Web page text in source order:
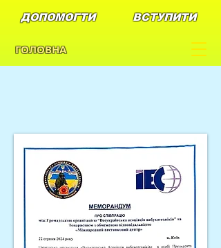
ГОЛОВНА
ДОПОМОГТИ ВСТУПИТИ